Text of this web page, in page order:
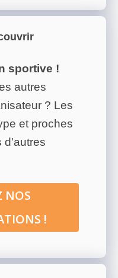
sportive !
autres
? Les
et proches
d'autres
NOS
!